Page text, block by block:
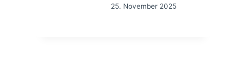
25. November 2025